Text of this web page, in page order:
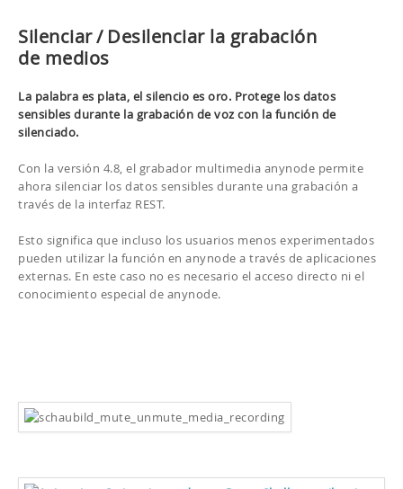
Silenciar / Desilenciar la grabación
de medios
La palabra es plata, el silencio es oro. Protege los datos
sensibles durante la grabación de voz con la función de
silenciado.
Con la versión 4.8, el grabador multimedia anynode permite
ahora silenciar los datos sensibles durante una grabación a
través de la interfaz REST.
Esto significa que incluso los usuarios menos experimentados
pueden utilizar la función en anynode a través de aplicaciones
externas. En este caso no es necesario el acceso directo ni el
conocimiento especial de anynode.